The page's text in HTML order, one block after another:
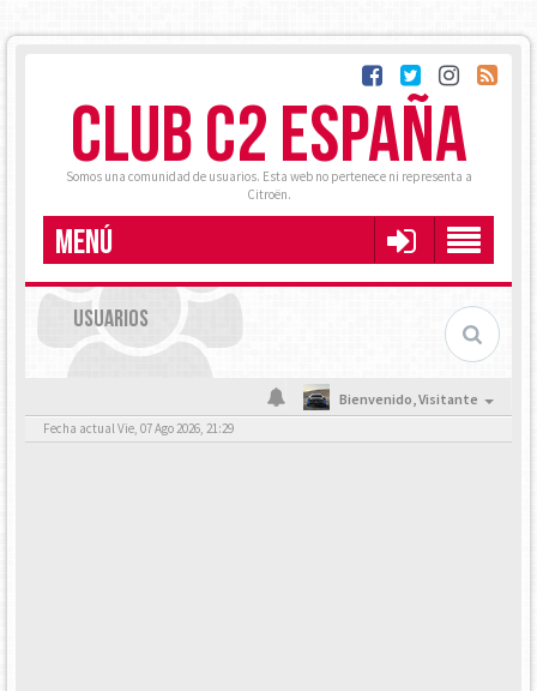
CLUB C2 ESPAÑA
Somos una comunidad de usuarios. Esta web no pertenece ni representa a
Citroën.
MENÚ
USUARIOS
Bienvenido,Visitante
Fecha actual Vie, 07 Ago 2026, 21:29